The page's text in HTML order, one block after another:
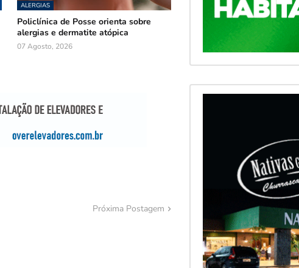
ALERGIAS
Policlínica de Posse orienta sobre
alergias e dermatite atópica
07 Agosto, 2026
Próxima Postagem